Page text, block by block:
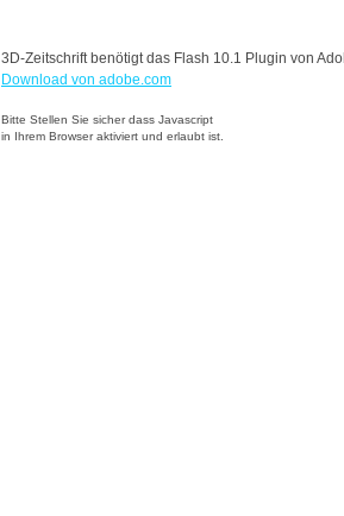
3D-Zeitschrift benötigt das Flash 10.1 Plugin von
Download von adobe.com
Bitte Stellen Sie sicher dass Javascript
in Ihrem Browser aktiviert und erlaubt ist.